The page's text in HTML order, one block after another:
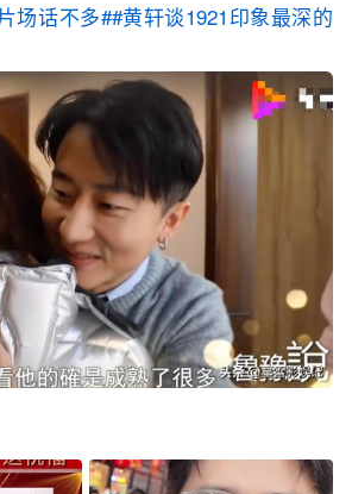
场话不多##黄轩谈1921印象最深的